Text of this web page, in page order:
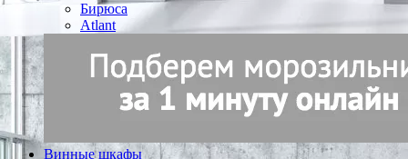
Бирюса
Atlant
Винные шкафы